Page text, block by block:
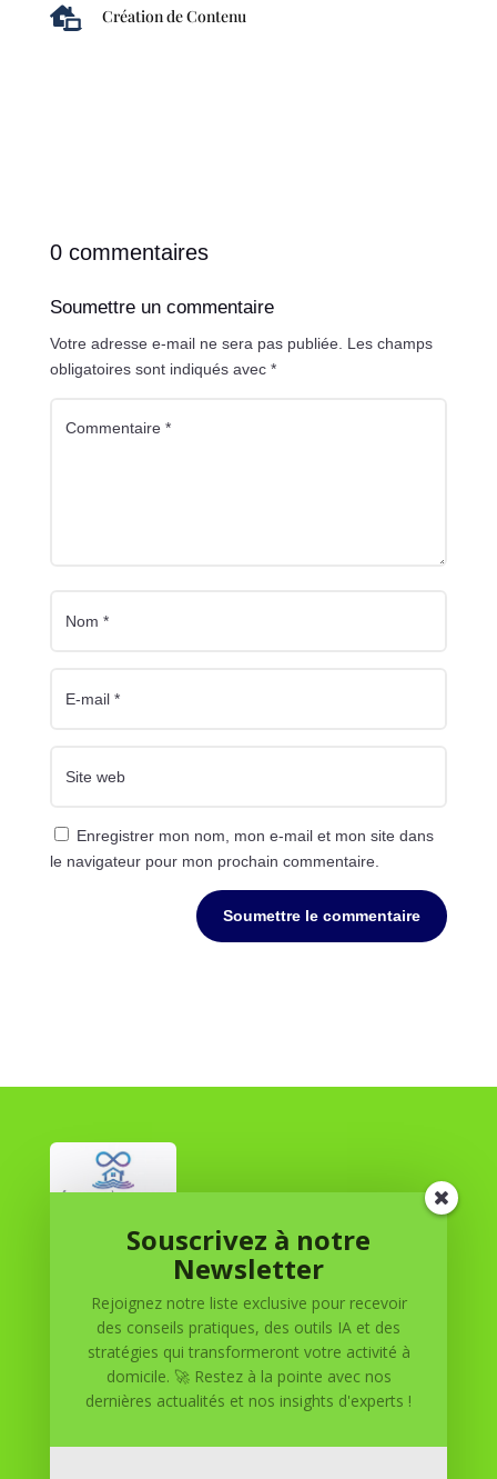
 Création de Contenu
0 commentaires
Soumettre un commentaire
Votre adresse e-mail ne sera pas publiée. Les champs
obligatoires sont indiqués avec *
Enregistrer mon nom, mon e-mail et mon site dans
le navigateur pour mon prochain commentaire.
Soumettre le commentaire
Réussite à Domicile
Réussite à Domicile est votre partenaire de confiance
pour atteindre vos objectifs depuis le confort de votre
maison. Nous offrons des solutions personnalisées pour
vous aider à réussir.
Souscrivez à notre
Newsletter
Rejoignez notre liste exclusive pour recevoir
des conseils pratiques, des outils IA et des
stratégies qui transformeront votre activité à
domicile. 🚀 Restez à la pointe avec nos
dernières actualités et nos insights d'experts !